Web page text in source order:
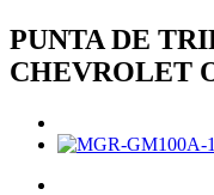
PUNTA DE
CHEVROLET